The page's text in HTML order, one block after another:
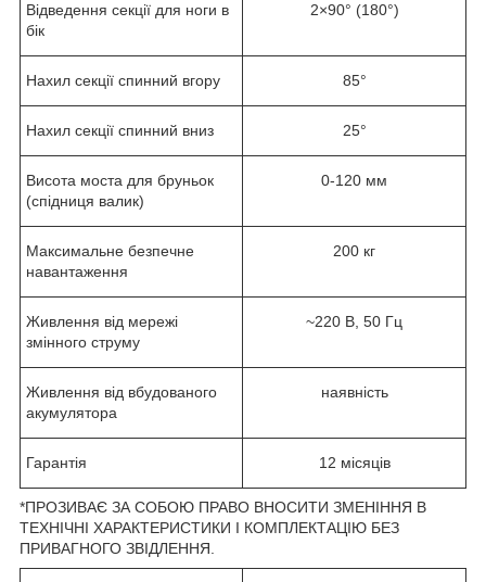
Відведення секції для ноги в
бік
2×90° (180°)
Нахил секції спинний вгору 85°
Нахил секції спинний вниз 25°
Висота моста для бруньок
(спідниця валик)
0-120 мм
Максимальне безпечне
навантаження
200 кг
Живлення від мережі
змінного струму
~220 В, 50 Гц
Живлення від вбудованого
акумулятора
наявність
Гарантія 12 місяців
*ПРОЗИВАЄ ЗА СОБОЮ ПРАВО ВНОСИТИ ЗМЕНІННЯ В
ТЕХНІЧНІ ХАРАКТЕРИСТИКИ І КОМПЛЕКТАЦІЮ БЕЗ
ПРИВАГНОГО ЗВІДЛЕННЯ.